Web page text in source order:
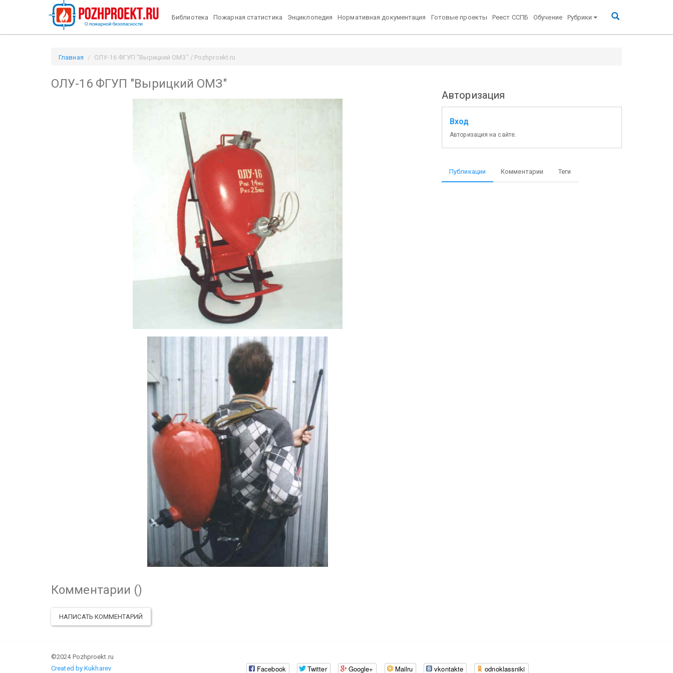
Библиотека Пожарная статистика Энциклопедия Нормативная документация Готовые проекты Реест ССПБ Обучение Рубрики
Главная ОЛУ-16 ФГУП "Вырицкий ОМЗ" / Pozhproekt.ru
ОЛУ-16 ФГУП "Вырицкий ОМЗ"
Комментарии ()
НАПИСАТЬ КОММЕНТАРИЙ
Авторизация
Вход
Авторизация на сайте.
Публикации Комментарии Теги
©2024 Pozhproekt.ru
Created by Kukharev
Facebook Twitter Google+ Mailru vkontakte odnoklassniki